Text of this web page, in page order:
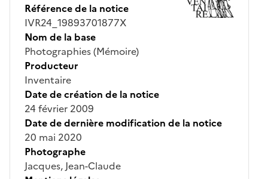
Référence de la notice
IVR24_19893701877X
Nom de la base
Photographies (Mémoire)
Producteur
Inventaire
Date de création de la notice
24 février 2009
Date de dernière modification de la notice
20 mai 2020
Photographe
Jacques, Jean-Claude